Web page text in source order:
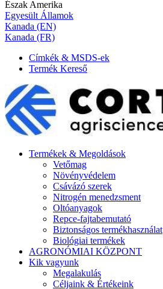
Észak Amerika
Egyesült Államok
Kanada (EN)
Kanada (FR)
Címkék & MSDS-ek
Termék Kereső
Termékek & Megoldások
Vetőmag
Növényvédelem
Csávázó szerek
Nitrogén menedzsment
Oltóanyagok
Repce-fajtabemutató
Biztonságos termékhasználat
Biológiai termékek
AGRONÓMIAI KÖZPONT
Kik vagyunk
Megalakulás
Céljaink & Értékeink